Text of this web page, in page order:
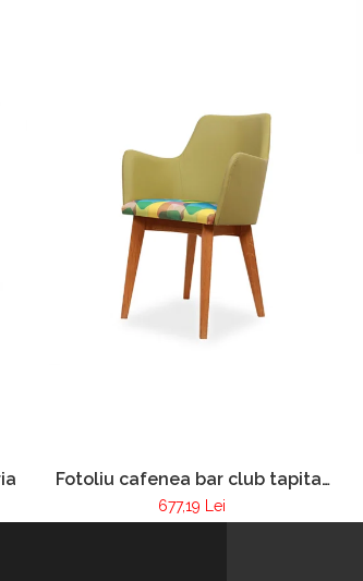
Fotoliu cafenea bar club tapitat
cadru lemn Pur 255
677,19 Lei